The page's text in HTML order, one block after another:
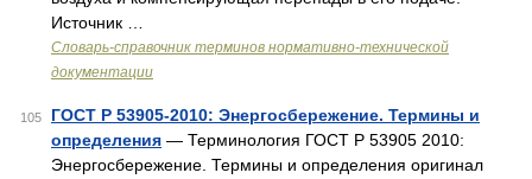
Источник …
Словарь-справочник терминов нормативно-технической
документации
105
ГОСТ Р 53905-2010: Энергосбережение. Термины и
определения — Терминология ГОСТ Р 53905 2010:
Энергосбережение. Термины и определения оригинал